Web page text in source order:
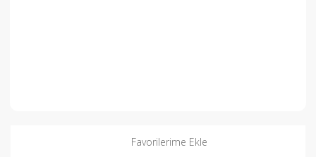
Favorilerime Ekle